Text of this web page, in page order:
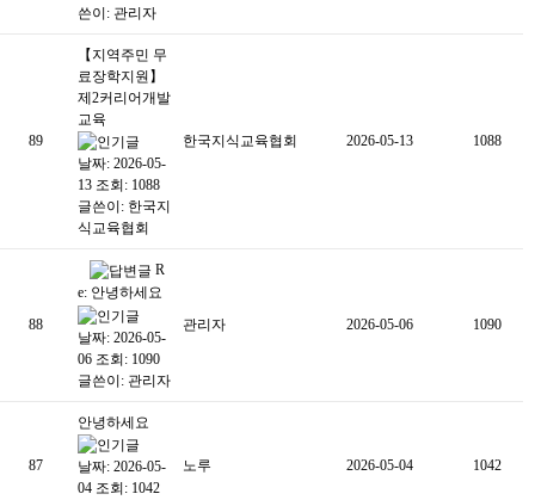
쓴이: 관리자
89
【지역주민 무
료장학지원】
제2커리어개발
교육
날짜: 2026-05-
13 조회: 1088
글쓴이: 한국지
식교육협회
한국지식교육협회 2026-05-13 1088
88
R
e: 안녕하세요
날짜: 2026-05-
06 조회: 1090
글쓴이: 관리자
관리자 2026-05-06 1090
87
안녕하세요
날짜: 2026-05-
04 조회: 1042
노루 2026-05-04 1042